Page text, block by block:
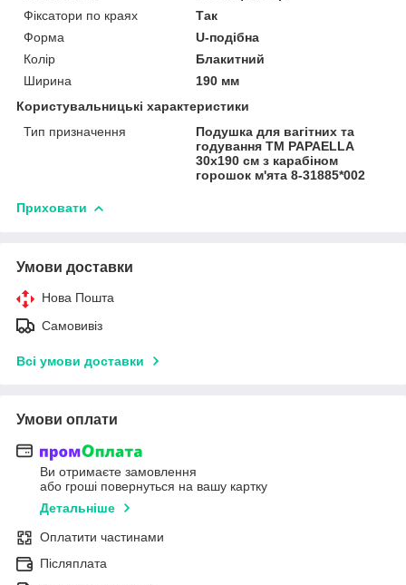
Фіксатори по краях
Так
Форма
U-подібна
Колір
Блакитний
Ширина
190 мм
Користувальницькі характеристики
Тип призначення
Подушка для вагітних та
годування ТМ PAPAELLA
30х190 см з карабіном
горошок м'ята 8-31885*002
Приховати
Умови доставки
Нова Пошта
Самовивіз
Всі умови доставки
Умови оплати
Ви отримаєте замовлення
або гроші повернуться на вашу картку
Детальніше
Оплатити частинами
Післяплата